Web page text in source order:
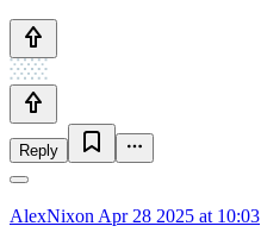
Reply
AlexNixon Apr 28 2025 at 10:03